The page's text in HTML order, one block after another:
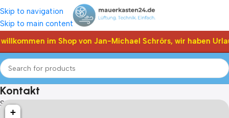
Skip to navigation
Skip to main content
im Shop von Jan-Michael Schrörs, wir haben
Kontakt
Startseite
+